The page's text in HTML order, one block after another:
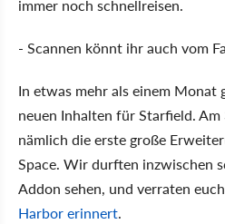
immer noch schnellreisen.
- Scannen könnt ihr auch vom
In etwas mehr als einem
neuen Inhalten für Starfield.
nämlich die erste große
Space. Wir durften inzwischen
Addon sehen, und verraten
Harbor erinnert.